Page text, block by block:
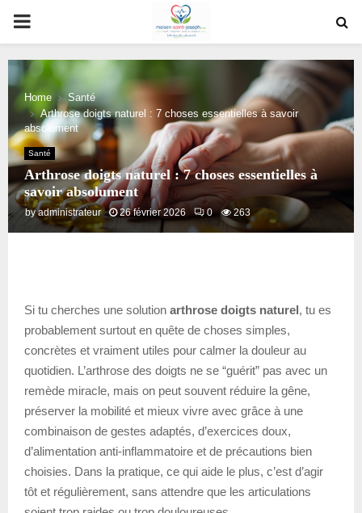
PRIMARY
MENU
Home
Santé
Arthrose doigts naturel : 7 choses essentielles à savoir
absolument
Santé
Arthrose doigts naturel : 7 choses essentielles à
savoir absolument
byadministrateur 26 février 2026 0 263
Si tu cherches une solution arthrose doigts naturel, tu es
probablement surtout en quête de choses simples,
concrètes et vraiment utiles pour calmer la douleur au
quotidien. L’arthrose des doigts ne se “guérit” pas avec un
remède miracle, mais on peut souvent réduire la gêne,
préserver la mobilité et mieux vivre avec grâce à une
combinaison de gestes adaptés, d’exercices doux,
d’alimentation anti-inflammatoire et de précautions bien
choisies. Dans la pratique, ce qui aide le plus, c’est d’agir
tôt et régulièrement, sans attendre que les articulations